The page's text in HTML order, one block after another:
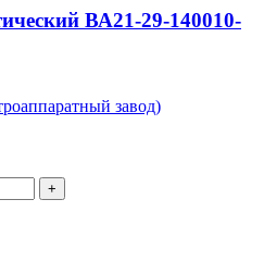
ВА21-29-140010-
завод)
+